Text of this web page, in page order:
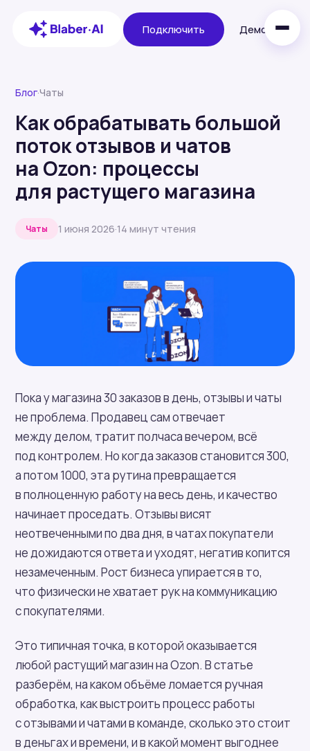
Подключить Демо
Блог·Чаты
Как обрабатывать большой
поток отзывов и чатов
на Ozon: процессы
для растущего магазина
Чаты 1 июня 2026·14 минут чтения
Пока у магазина 30 заказов в день, отзывы и чаты
не проблема. Продавец сам отвечает
между делом, тратит полчаса вечером, всё
под контролем. Но когда заказов становится 300,
а потом 1000, эта рутина превращается
в полноценную работу на весь день, и качество
начинает проседать. Отзывы висят
неотвеченными по два дня, в чатах покупатели
не дожидаются ответа и уходят, негатив копится
незамеченным. Рост бизнеса упирается в то,
что физически не хватает рук на коммуникацию
с покупателями.
Это типичная точка, в которой оказывается
любой растущий магазин на Ozon. В статье
разберём, на каком объёме ломается ручная
обработка, как выстроить процесс работы
с отзывами и чатами в команде, сколько это стоит
в деньгах и времени, и в какой момент выгоднее